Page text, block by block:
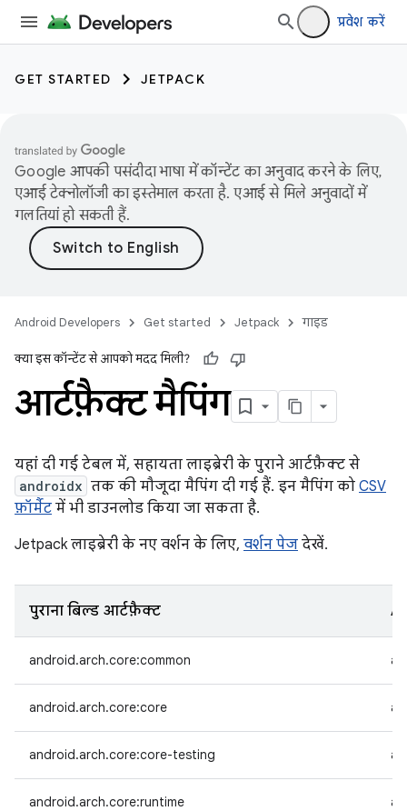
प्रवेश करें
GET STARTED JETPACK
Google आपकी पसंदीदा भाषा में कॉन्टेंट का अनुवाद करने के लिए,
एआई टेक्नोलॉजी का इस्तेमाल करता है. एआई से मिले अनुवादों में
गलतियां हो सकती हैं.
Android Developers Get started Jetpack गाइड
क्या इस कॉन्टेंट से आपको मदद मिली?
आर्टफ़ैक्ट मैपिंग
यहां दी गई टेबल में, सहायता लाइब्रेरी के पुराने आर्टफ़ैक्ट से
androidx तक की मौजूदा मैपिंग दी गई हैं. इन मैपिंग को CSV
फ़ॉर्मैट में भी डाउनलोड किया जा सकता है.
Jetpack लाइब्रेरी के नए वर्शन के लिए, वर्शन पेज देखें.
पुराना बिल्ड आर्टफ़ैक्ट
android.arch.core:common
android.arch.core:core
android.arch.core:core-testing
android.arch.core:runtime